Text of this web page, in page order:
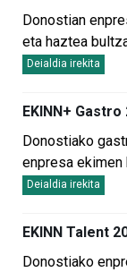
Deialdia irekita
Donostian
eta haztea
...
EKINN+ Gastro
Deialdia irekita
Donostiako
enpresa
...
EKINN Talent
Donostiako